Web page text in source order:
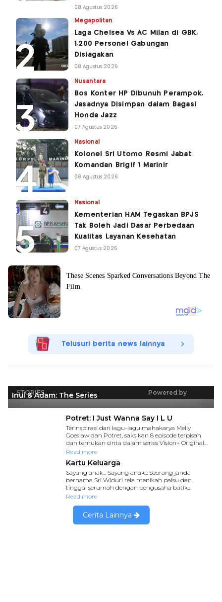
08 Agustus 2026
Megapolitan
Laga Chelsea Vs AC Milan di GBK,
1.200 Personel Gabungan
Disiagakan
08 Agustus 2026
Nusantara
Bos Konter HP Dibunuh Perampok,
Jasadnya Disimpan dalam Bagasi
Honda Jazz
07 Agustus 2026
Nasional
Kolonel Sri Utomo Resmi Jabat
Komandan Brigif 1 Marinir
08 Agustus 2026
Nasional
Kementerian HAM Tegaskan BPJS
Tak Boleh Jadi Dasar Perbedaan
Kualitas Layanan Kesehatan
07 Agustus 2026
Telusuri berita news lainnya